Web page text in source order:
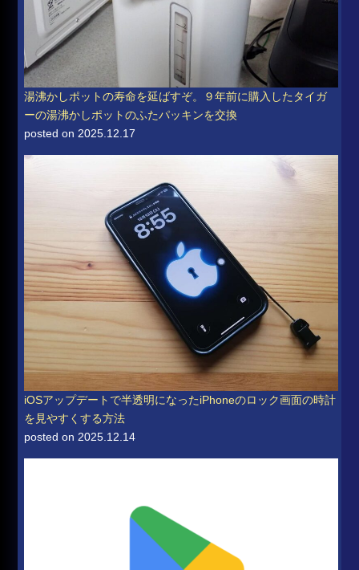
湯沸かしポットの寿命を延ばすぞ。９年前に購入したタイガ
ーの湯沸かしポットのふたパッキンを交換
posted on 2025.12.17
iOSアップデートで半透明になったiPhoneのロック画面の時計
を見やすくする方法
posted on 2025.12.14